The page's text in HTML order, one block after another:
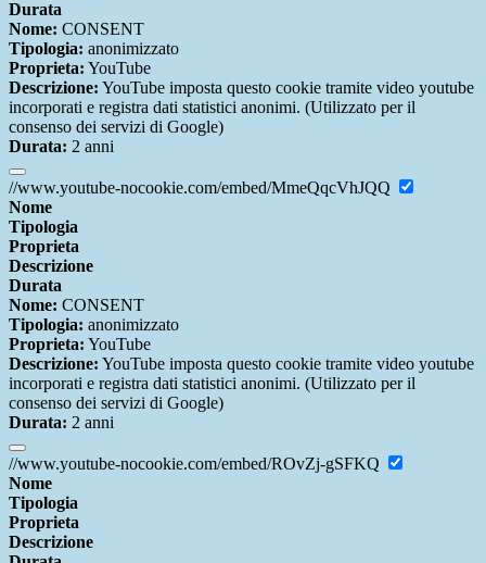
Durata
Nome: CONSENT
Tipologia: anonimizzato
Proprieta: YouTube
Descrizione: YouTube imposta questo cookie tramite video youtube
incorporati e registra dati statistici anonimi. (Utilizzato per il
consenso dei servizi di Google)
Durata: 2 anni
//www.youtube-nocookie.com/embed/MmeQqcVhJQQ
Nome
Tipologia
Proprieta
Descrizione
Durata
Nome: CONSENT
Tipologia: anonimizzato
Proprieta: YouTube
Descrizione: YouTube imposta questo cookie tramite video youtube
incorporati e registra dati statistici anonimi. (Utilizzato per il
consenso dei servizi di Google)
Durata: 2 anni
//www.youtube-nocookie.com/embed/ROvZj-gSFKQ
Nome
Tipologia
Proprieta
Descrizione